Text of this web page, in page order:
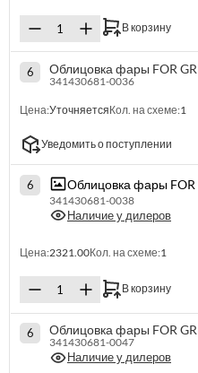
В корзину
6 Облицовка фары FOR
341430681-0036
Цена:УточняетсяКол. на схеме:1
Уведомить о поступлении
6 Облицовка фары FOR
341430681-0038
Наличие у дилеров
Цена:2321.00Кол. на схеме:1
В корзину
6 Облицовка фары FOR
341430681-0047
Наличие у дилеров